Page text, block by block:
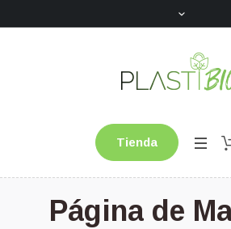
Tienda
Página de